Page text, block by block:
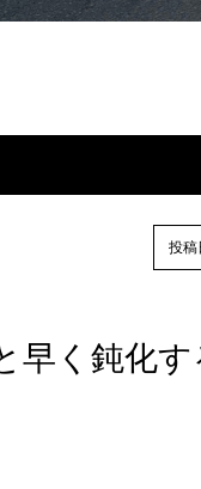
投稿
早く鈍化